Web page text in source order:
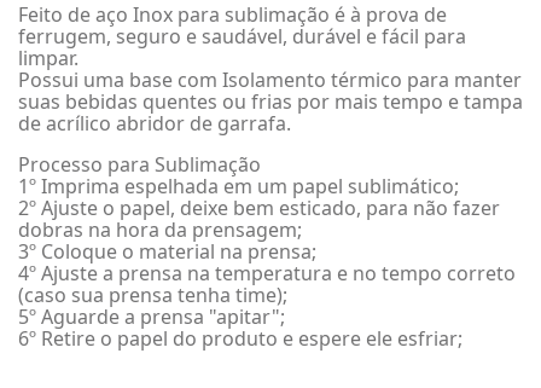
Feito de aço Inox para sublimação é à prova de
ferrugem, seguro e saudável, durável e fácil para
limpar.
Possui uma base com Isolamento térmico para manter
suas bebidas quentes ou frias por mais tempo e tampa
de acrílico abridor de garrafa.
Processo para Sublimação
1º Imprima espelhada em um papel sublimático;
2º Ajuste o papel, deixe bem esticado, para não fazer
dobras na hora da prensagem;
3º Coloque o material na prensa;
4º Ajuste a prensa na temperatura e no tempo correto
(caso sua prensa tenha time);
5º Aguarde a prensa "apitar";
6º Retire o papel do produto e espere ele esfriar;